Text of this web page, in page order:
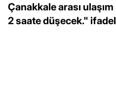
Çanakkale arası
2 saate düşecek."